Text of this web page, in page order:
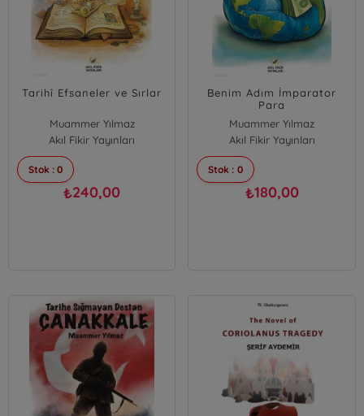
Tarihî Efsaneler ve Sırlar
Muammer Yılmaz
Akıl Fikir Yayınları
Stok : 0
₺240,00
Benim Adım İmparator
Para
Muammer Yılmaz
Akıl Fikir Yayınları
Stok : 0
₺180,00